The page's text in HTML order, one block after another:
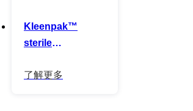
Kleenpak™
sterile